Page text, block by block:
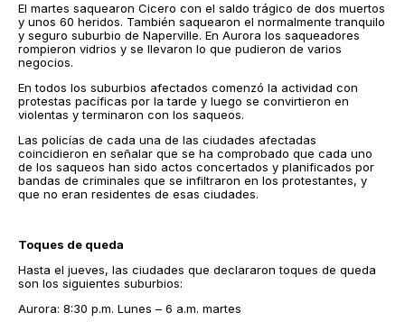
El martes saquearon Cicero con el saldo trágico de dos muertos
y unos 60 heridos. También saquearon el normalmente tranquilo
y seguro suburbio de Naperville. En Aurora los saqueadores
rompieron vidrios y se llevaron lo que pudieron de varios
negocios.
En todos los suburbios afectados comenzó la actividad con
protestas pacíficas por la tarde y luego se convirtieron en
violentas y terminaron con los saqueos.
Las policías de cada una de las ciudades afectadas
coincidieron en señalar que se ha comprobado que cada uno
de los saqueos han sido actos concertados y planificados por
bandas de criminales que se infiltraron en los protestantes, y
que no eran residentes de esas ciudades.
Toques de queda
Hasta el jueves, las ciudades que declararon toques de queda
son los siguientes suburbios:
Aurora: 8:30 p.m. Lunes – 6 a.m. martes